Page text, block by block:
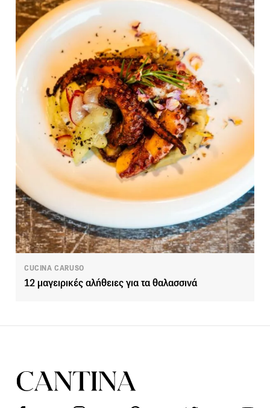
CUCINA CARUSO
12 μαγειρικές αλήθειες για τα θαλασσινά